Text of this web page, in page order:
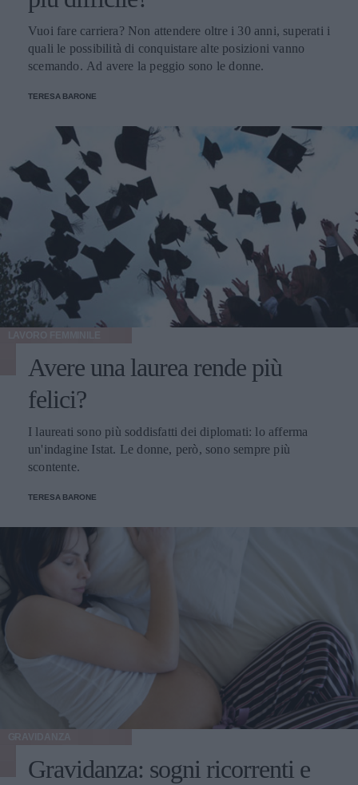
Vuoi fare carriera? Non attendere oltre i 30 anni, superati i
quali le possibilità di conquistare alte posizioni vanno
scemando. Ad avere la peggio sono le donne.
TERESA BARONE
Avere una laurea rende più
felici?
I laureati sono più soddisfatti dei diplomati: lo afferma
un'indagine Istat. Le donne, però, sono sempre più
scontente.
TERESA BARONE
Gravidanza: sogni ricorrenti e